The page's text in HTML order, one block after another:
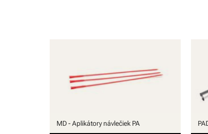
MD - Aplikátory návlečiek PA